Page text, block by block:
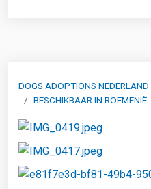
DOGS ADOPTIONS NEDERLAND
BESCHIKBAAR IN ROEMENIË